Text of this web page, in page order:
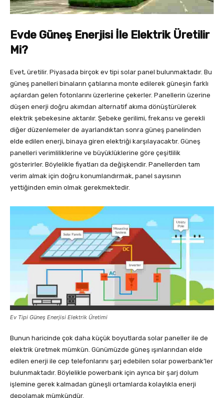
Evde Güneş Enerjisi İle Elektrik Üretilir
Mi?
Evet, üretilir. Piyasada birçok ev tipi solar panel bulunmaktadır. Bu
güneş panelleri binaların çatılarına monte edilerek güneşin farklı
açılardan gelen fotonlarını üzerlerine çekerler. Panellerin üzerine
düşen enerji doğru akımdan alternatif akıma dönüştürülerek
elektrik şebekesine aktarılır. Şebeke gerilimi, frekansı ve gerekli
diğer düzenlemeler de ayarlandıktan sonra güneş panelinden
elde edilen enerji, binaya giren elektriği karşılayacaktır. Güneş
panelleri verimliliklerine ve büyüklüklerine göre çeşitlilik
gösterirler. Böylelikle fiyatları da değişkendir. Panellerden tam
verim almak için doğru konumlandırmak, panel sayısının
yettiğinden emin olmak gerekmektedir.
Ev Tipi Güneş Enerjisi Elektrik Üretimi
Bunun haricinde çok daha küçük boyutlarda solar paneller ile de
elektrik üretmek mümkün. Günümüzde güneş ışınlarından elde
edilen enerji ile cep telefonlarını şarj edebilen solar powerbank’ler
bulunmaktadır. Böylelikle powerbank için ayrıca bir şarj dolum
işlemine gerek kalmadan güneşli ortamlarda kolaylıkla enerji
depolamak mümkündür.